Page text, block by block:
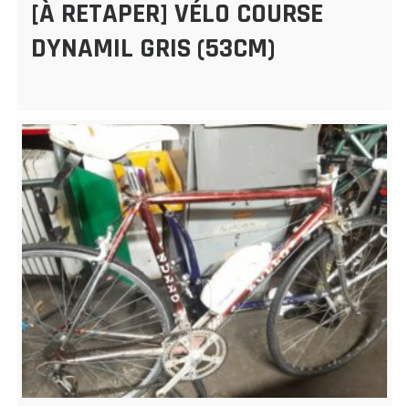
[À RETAPER] VÉLO COURSE
DYNAMIL GRIS (53CM)